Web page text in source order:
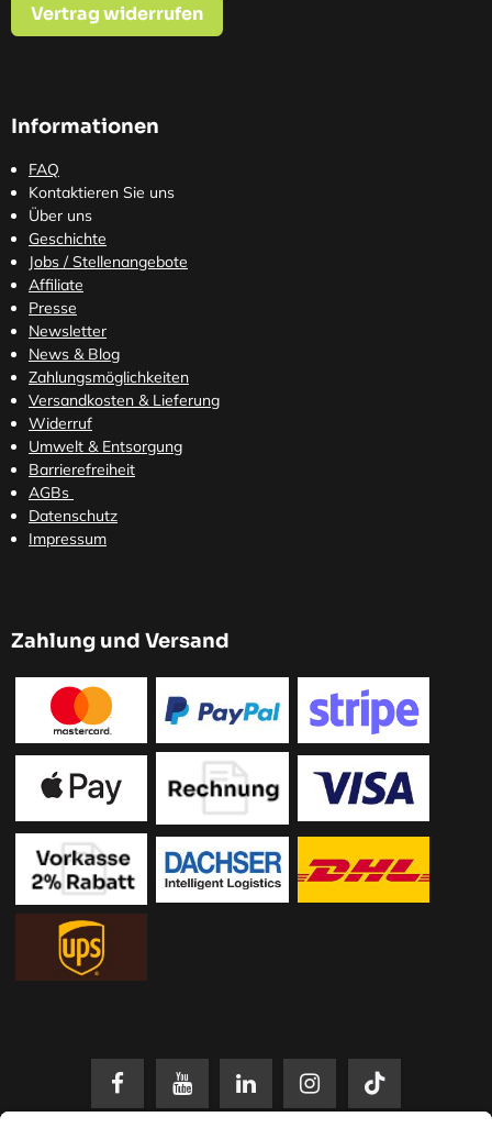
Vertrag widerrufen
Informationen
FAQ
Kontaktieren Sie uns
Über uns
Geschichte
Jobs / Stellenangebote
Affiliate
Presse
Newsletter
News & Blog
Zahlungsmöglichkeiten
Versandkosten & Lieferung
Widerruf
Umwelt & Entsorgung
Barrierefreiheit
AGBs
Datenschutz
Impressum
Zahlung und Versand